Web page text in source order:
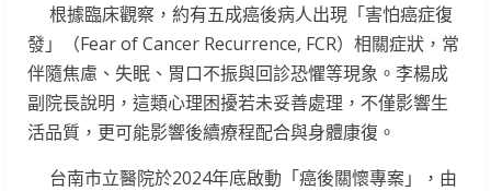
根據臨床觀察，約有五成癌後病人出現「害怕癌症復
發」（Fear of Cancer Recurrence, FCR）相關症狀，常
伴隨焦慮、失眠、胃口不振與回診恐懼等現象。李楊成
副院長說明，這類心理困擾若未妥善處理，不僅影響生
活品質，更可能影響後續療程配合與身體康復。
台南市立醫院於2024年底啟動「癌後關懷專案」，由